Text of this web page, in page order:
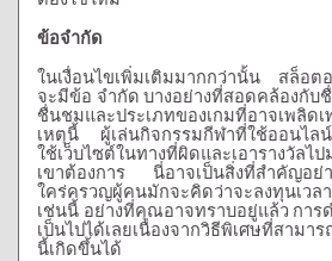
ข้อจำกัด
ในเงื่อนไขเพิ่มเติมมากกว่านั้น
สล็อต
จะมีข้อ จำกัด บางอย่างที่สอดคล้องกับ
ชื่นชมและประเภทของเกมที่อาจเพลิดเ
เหตุนี้
ผู้เล่นกิจกรรมกีฬาที่ใช้ออนไล
ใช้เว็บไซต์ในทางที่ผิดและเอารางวัลไ
เขาต้องการ
นี่อาจเป็นสิ่งที่สำคัญอย่
ใคร่ครวญผู้คนมักจะคิดว่าจะลงทุนเวล
เช่นนี้ อย่างที่คุณอาจทราบอยู่แล้ว การ
เป็นไปได้เลยเนื่องจากวิธีพิเศษที่สามา
นี้เกิดขึ้นได้